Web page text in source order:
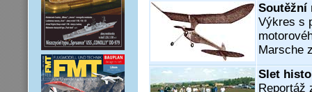
Soutěžní
Výkres s
Marsche
Slet
Reportáž